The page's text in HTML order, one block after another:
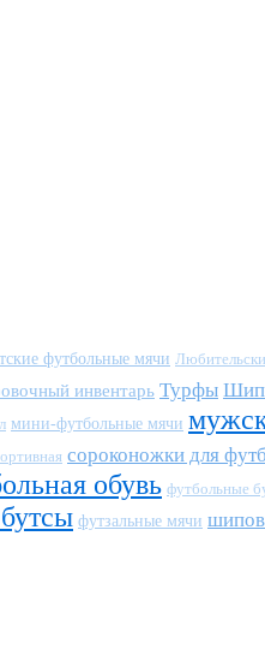
футбольные мячи
инвентарь Турфы
мини-футбольные мячи
сороконожки для
обувь футбольные
футзальные мячи